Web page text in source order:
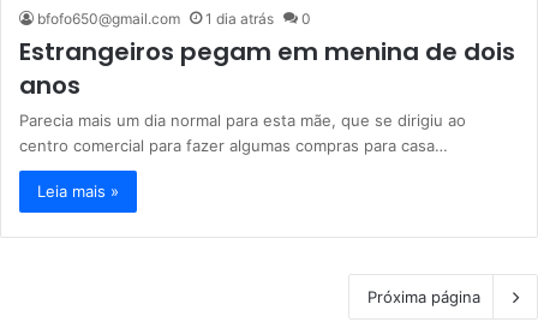
bfofo650@gmail.com 1 dia atrás 0
Estrangeiros pegam em menina de dois
anos
Parecia mais um dia normal para esta mãe, que se dirigiu ao
centro comercial para fazer algumas compras para casa…
Leia mais »
Próxima página